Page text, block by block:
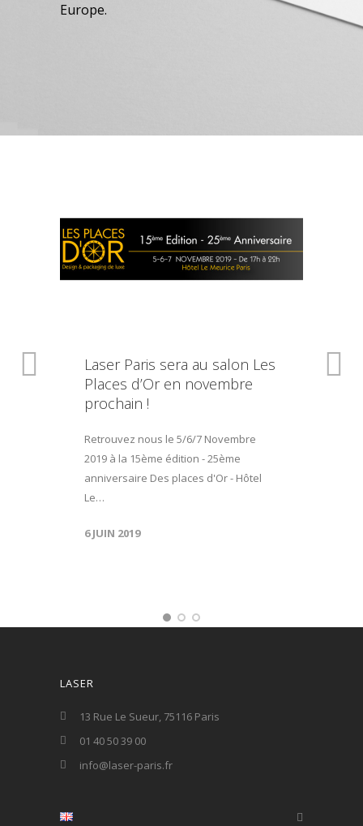
Europe.
Laser Paris sera au salon Les
Places d’Or en novembre
prochain !
Retrouvez nous le 5/6/7 Novembre
2019 à la 15ème édition - 25ème
anniversaire Des places d'Or - Hôtel
Le…
6 JUIN 2019
LASER
13 Rue Le Sueur, 75116 Paris
01 40 50 39 00
info@laser-paris.fr